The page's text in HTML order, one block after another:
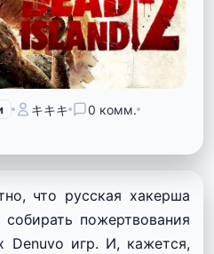
キキキ
0 комм.
что русская хакерша
собирать пожертвования
Denuvo игр. И, кажется,